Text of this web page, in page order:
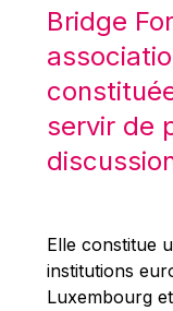
Mario
Mario
Maroš
Martin
Martine
Michael
Michel
Bridge
servir de
Elle constitue
institutions
Luxembourg